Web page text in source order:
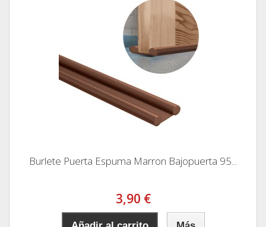
Burlete Puerta Espuma Marron Bajopuerta 95...
3,90 €